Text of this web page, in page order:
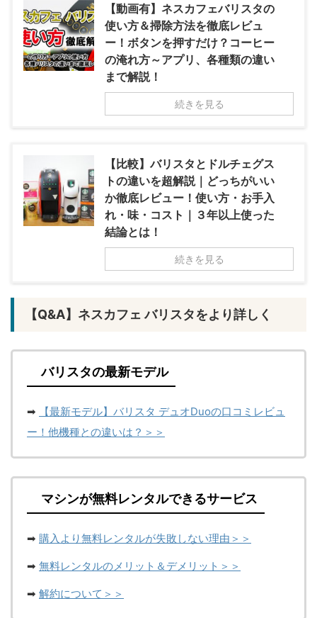
【動画有】ネスカフェバリスタの
使い方＆掃除方法を徹底レビュ
ー！ボタンを押すだけ？コーヒー
の淹れ方～アプリ、各種類の違い
まで解説！
続きを見る
【比較】バリスタとドルチェグス
トの違いを超解説｜どっちがいい
か徹底レビュー！使い方・お手入
れ・味・コスト｜３年以上使った
結論とは！
続きを見る
【Q&A】ネスカフェ バリスタをより詳しく
バリスタの最新モデル
➡
【最新モデル】バリスタ デュオDuoの口コミレビュ
ー！他機種との違いは？＞＞
マシンが無料レンタルできるサービス
➡ 購入より無料レンタルが失敗しない理由＞＞
➡ 無料レンタルのメリット＆デメリット＞＞
➡ 解約について＞＞